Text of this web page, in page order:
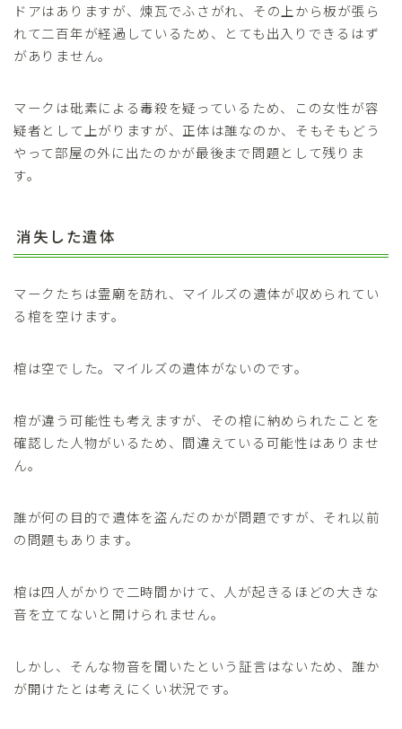
ドアはありますが、煉瓦でふさがれ、その上から板が張ら
れて二百年が経過しているため、とても出入りできるはず
がありません。
マークは砒素による毒殺を疑っているため、この女性が容
疑者として上がりますが、正体は誰なのか、そもそもどう
やって部屋の外に出たのかが最後まで問題として残りま
す。
消失した遺体
マークたちは霊廟を訪れ、マイルズの遺体が収められてい
る棺を空けます。
棺は空でした。マイルズの遺体がないのです。
棺が違う可能性も考えますが、その棺に納められたことを
確認した人物がいるため、間違えている可能性はありませ
ん。
誰が何の目的で遺体を盗んだのかが問題ですが、それ以前
の問題もあります。
棺は四人がかりで二時間かけて、人が起きるほどの大きな
音を立てないと開けられません。
しかし、そんな物音を聞いたという証言はないため、誰か
が開けたとは考えにくい状況です。